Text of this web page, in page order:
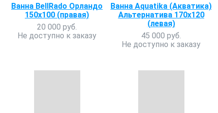
Ванна BellRado Орландо
150х100 (правая)
20 000 руб.
Не доступно к заказу
Ванна Aquatika (Акватика)
Альтернатива 170х120
(левая)
45 000 руб.
Не доступно к заказу